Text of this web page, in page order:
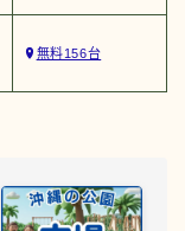
無料156台